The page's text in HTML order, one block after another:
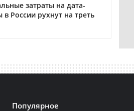
затраты на дата-
в России рухнут на треть
Популярное